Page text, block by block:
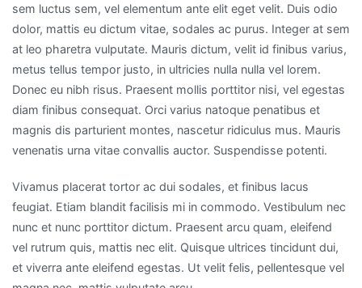
sem luctus sem, vel elementum ante elit eget velit. Duis odio
dolor, mattis eu dictum vitae, sodales ac purus. Integer at sem
at leo pharetra vulputate. Mauris dictum, velit id finibus varius,
metus tellus tempor justo, in ultricies nulla nulla vel lorem.
Donec eu nibh risus. Praesent mollis porttitor nisi, vel egestas
diam finibus consequat. Orci varius natoque penatibus et
magnis dis parturient montes, nascetur ridiculus mus. Mauris
venenatis urna vitae convallis auctor. Suspendisse potenti.
Vivamus placerat tortor ac dui sodales, et finibus lacus
feugiat. Etiam blandit facilisis mi in commodo. Vestibulum nec
nunc et nunc porttitor dictum. Praesent arcu quam, eleifend
vel rutrum quis, mattis nec elit. Quisque ultrices tincidunt dui,
et viverra ante eleifend egestas. Ut velit felis, pellentesque vel